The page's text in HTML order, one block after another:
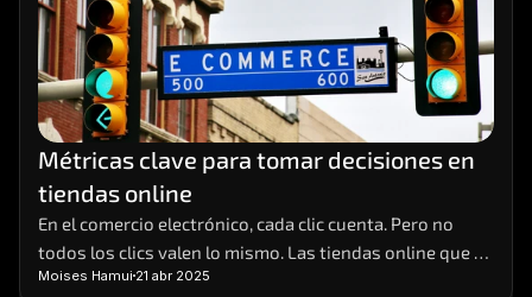
ingresos?
Métricas clave para tomar decisiones en
tiendas online
En el comercio electrónico, cada clic cuenta. Pero no
todos los clics valen lo mismo. Las tiendas online que
realmente crecen son aquellas que aprenden a
Moises Hamui 21 abr 2025